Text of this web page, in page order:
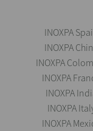
INOXPA
INOXPA
INOXPA
INOXPA
INOXPA
INOXPA
INOXPA